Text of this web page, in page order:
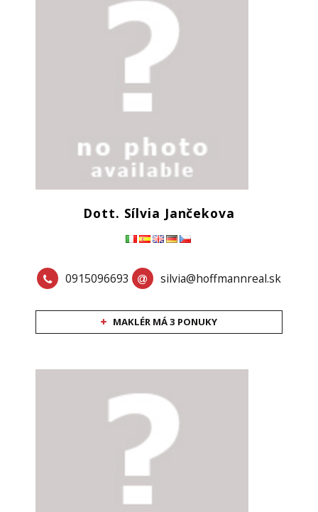
Dott. Sílvia Jančekova
0915096693 silvia@hoffmannreal.sk
MAKLÉR MÁ 3 PONUKY